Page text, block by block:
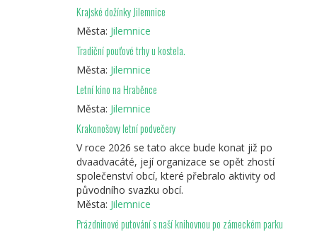
Krajské dožínky Jilemnice
Města: Jilemnice
Tradiční pouťové trhy u kostela.
Města: Jilemnice
Letní kino na Hraběnce
Města: Jilemnice
Krakonošovy letní podvečery
V roce 2026 se tato akce bude konat již po
dvaadvacáté, její organizace se opět zhostí
společenství obcí, které přebralo aktivity od
původního svazku obcí.
Města: Jilemnice
Prázdninové putování s naší knihovnou po zámeckém parku